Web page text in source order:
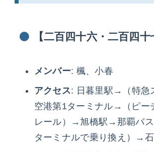
【二百四十六・二百四
メンバー: 楓、小春
アクセス: 日暮里駅→（特急
空港第1ターミナル→（ピ
レール）→旭橋駅→那覇バ
ターミナルで乗り換え）→